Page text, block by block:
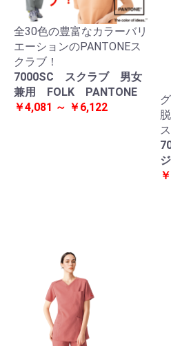
全30色の豊富なカラーバリ
エーションのPANTONEス
クラブ！
7000SC スクラブ 男女
兼用 FOLK PANTONE
￥4,081 ～ ￥6,122